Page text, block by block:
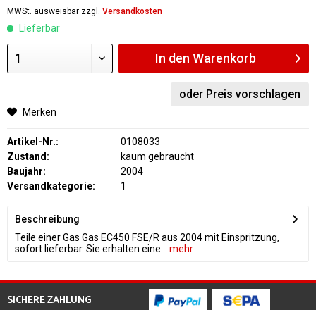
MWSt. ausweisbar zzgl. Versandkosten
Lieferbar
In den Warenkorb
oder Preis vorschlagen
Merken
Artikel-Nr.:
0108033
Zustand:
kaum gebraucht
Baujahr:
2004
Versandkategorie:
1
Beschreibung
Teile einer Gas Gas EC450 FSE/R aus 2004 mit Einspritzung,
sofort lieferbar. Sie erhalten eine...
mehr
SICHERE ZAHLUNG